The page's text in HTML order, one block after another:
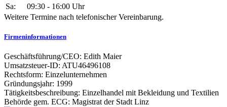
Sa:
09:30 - 16:00 Uhr
Weitere Termine nach telefonischer Vereinbarung.
Firmeninformationen
Geschäftsführung/CEO: Edith Maier
Umsatzsteuer-ID: ATU46496108
Rechtsform: Einzelunternehmen
Gründungsjahr: 1999
Tätigkeitsbeschreibung: Einzelhandel mit Bekleidung und Textilien
Behörde gem. ECG: Magistrat der Stadt Linz